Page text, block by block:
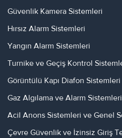
Güvenlik Kamera Sistemleri
Hırsız Alarm Sistemleri
Yangın Alarm Sistemleri
Turnike ve Geçiş Kontrol
Görüntülü Kapı Diafon Sistemleri
Gaz Algılama ve Alarm Sistemleri
Acil Anons Sistemleri ve Genel
Çevre Güvenlik ve İzinsiz Giriş